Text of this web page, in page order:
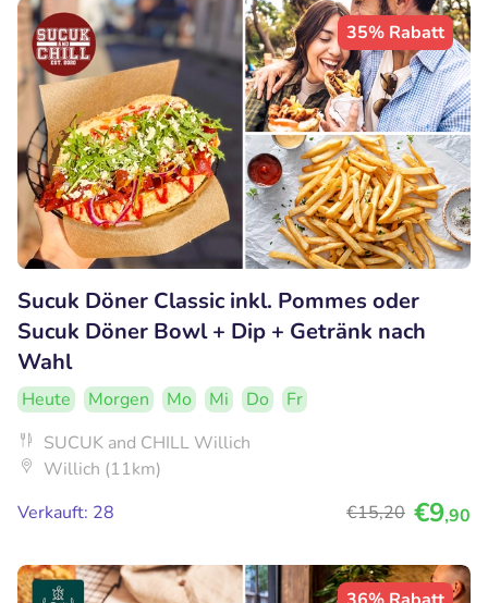
35% Rabatt
Sucuk Döner Classic inkl. Pommes oder
Sucuk Döner Bowl + Dip + Getränk nach
Wahl
Heute Morgen Mo Mi Do
Fr
SUCUK and CHILL Willich
Willich (11km)
Verkauft: 28
€15,20 €9,90